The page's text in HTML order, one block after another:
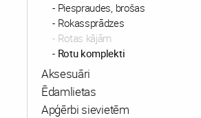
Piespraudes, brošas
Rokassprādzes
Rotas kājām
Rotu komplekti
Aksesuāri
Ēdamlietas
Apģērbi sievietēm